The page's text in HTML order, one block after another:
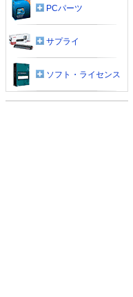
PCパーツ
サプライ
ソフト・ライセンス